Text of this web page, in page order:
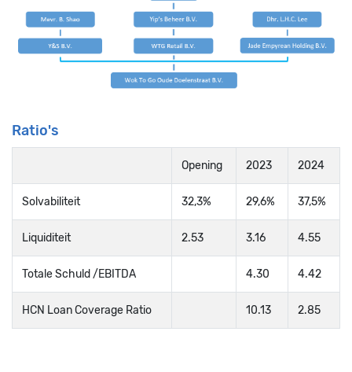
Ratio's
Opening 2023 2024
Solvabiliteit 32,3% 29,6% 37,5%
Liquiditeit 2.53 3.16 4.55
Totale Schuld /EBITDA 4.30 4.42
HCN Loan Coverage Ratio 10.13 2.85